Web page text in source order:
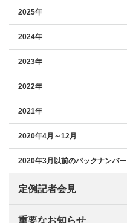
2025年
2024年
2023年
2022年
2021年
2020年4月～12月
2020年3月以前のバックナンバー
定例記者会見
重要なお知らせ